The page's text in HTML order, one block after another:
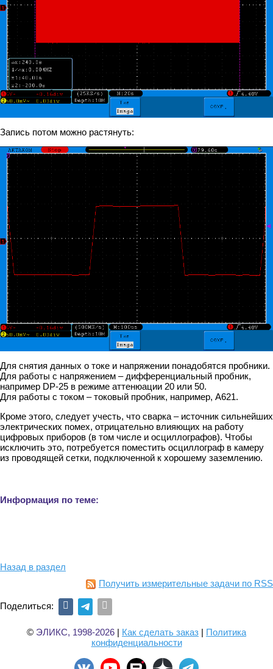
Запись потом можно растянуть:
Для снятия данных о токе и напряжении понадобятся пробники.
Для работы с напряжением – дифференциальный пробник,
например DP-25 в режиме аттенюации 20 или 50.
Для работы с током – токовый пробник, например, A621.
Кроме этого, следует учесть, что сварка – источник сильнейших
электрических помех, отрицательно влияющих на работу
цифровых приборов (в том числе и осциллографов). Чтобы
исключить это, потребуется поместить осциллограф в камеру
из проводящей сетки, подключенной к хорошему заземлению.
Информация по теме:
Назад в раздел
Получить измерительные задачи по RSS
Поделиться:
© ЭЛИКС, 1998-2026 | Как сделать заказ | Политика
конфиденциальности